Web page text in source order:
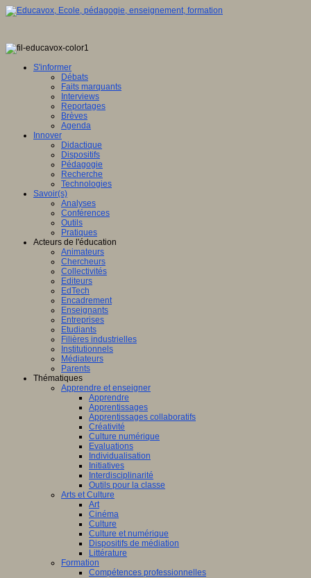
S'informer
Débats
Faits marquants
Interviews
Reportages
Brèves
Agenda
Innover
Didactique
Dispositifs
Pédagogie
Recherche
Technologies
Savoir(s)
Analyses
Conférences
Outils
Pratiques
Acteurs de l'éducation
Animateurs
Chercheurs
Collectivités
Editeurs
EdTech
Encadrement
Enseignants
Entreprises
Etudiants
Filières industrielles
Institutionnels
Médiateurs
Parents
Thématiques
Apprendre et enseigner
Apprendre
Apprentissages
Apprentissages collaboratifs
Créativité
Culture numérique
Evaluations
Individualisation
Initiatives
Interdisciplinarité
Outils pour la classe
Arts et Culture
Art
Cinéma
Culture
Culture et numérique
Dispositifs de médiation
Littérature
Formation
Compétences professionnelles